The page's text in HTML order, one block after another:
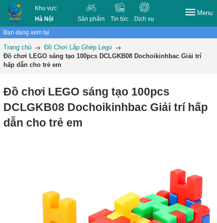
Khu vực
Hà Nội
Sản phẩm Tin tức Dịch vụ
Menu
Bạn đang xem tại
Trang chủ
Đồ Chơi Lắp Ghép Lego
Đồ chơi LEGO sáng tạo 100pcs DCLGKB08 Dochoikinhbac Giải trí
hấp dẫn cho trẻ em
Đồ chơi LEGO sáng tạo 100pcs
DCLGKB08 Dochoikinhbac Giải trí hấp
dẫn cho trẻ em